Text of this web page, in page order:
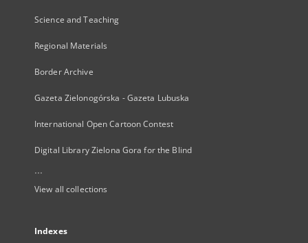
Science and Teaching
Regional Materials
Border Archive
Gazeta Zielonogórska - Gazeta Lubuska
International Open Cartoon Contest
Digital Library Zielona Gora for the Blind
...
View all collections
Indexes